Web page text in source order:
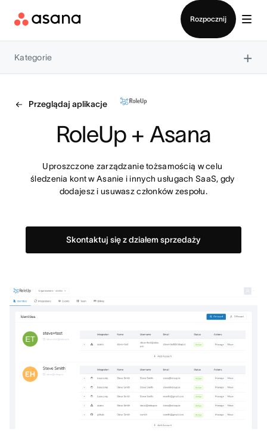
Rozpocznij
Kategorie ×
Przeglądaj aplikacje
RoleUp + Asana
Uproszczone zarządzanie tożsamością w celu
śledzenia kont w Asanie i innych usługach SaaS, gdy
dodajesz i usuwasz członków zespołu.
Skontaktuj się z działem sprzedaży